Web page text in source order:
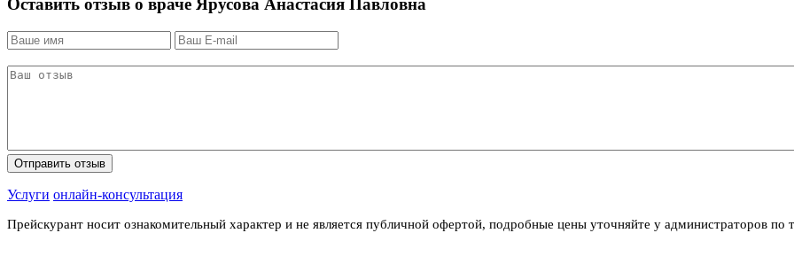
Оставить отзыв о враче Ярусова Анастасия Павловна
Услуги онлайн-консультация
Прейскурант носит ознакомительный характер и не является публичной офертой, подробные цены уточняйте у администраторов по